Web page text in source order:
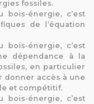
fossiles.
bois-énergie, c’est
de l’équation
bois-énergie, c’est
dépendance à la
en particulier
donner accès à une
et compétitif.
bois-énergie, c’est